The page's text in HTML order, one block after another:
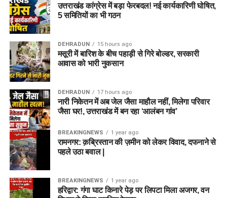
उत्तराखंड कांग्रेस में बड़ा फेरबदल! नई कार्यकारिणी घोषित,
5 समितियों का भी गठन
DEHRADUN 15 hours ago
मसूरी में बारिश के बीच पहाड़ी से गिरे बोल्डर, सरकारी
आवास को भारी नुकसान
DEHRADUN 17 hours ago
नारी निकेतन में अब जेल जैसा माहौल नहीं, मिलेगा परिवार
जैसा घर!, उत्तराखंड में बन रहा ‘आलंबन गांव’
BREAKINGNEWS 1 year ago
रामनगर: क़ब्रिस्तान की ज़मीन को लेकर विवाद, दफनाने से
पहले उठा बवाल |
BREAKINGNEWS 1 year ago
हरिद्वार: गंगा घाट किनारे पेड़ पर लिपटा मिला अजगर, वन